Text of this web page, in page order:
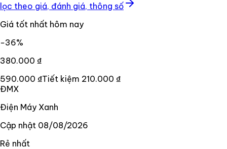
lọc theo giá, đánh giá, thông số
Giá tốt nhất hôm nay
−36%
380.000 ₫
590.000 ₫Tiết kiệm 210.000 ₫
ĐMX
Điện Máy Xanh
Cập nhật 08/08/2026
Rẻ nhất